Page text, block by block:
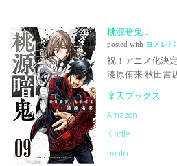
桃源暗鬼 9
posted with ヨメレバ
祝！アニメ化決定
漆原侑来 秋田書
楽天ブックス
Amazon
Kindle
honto